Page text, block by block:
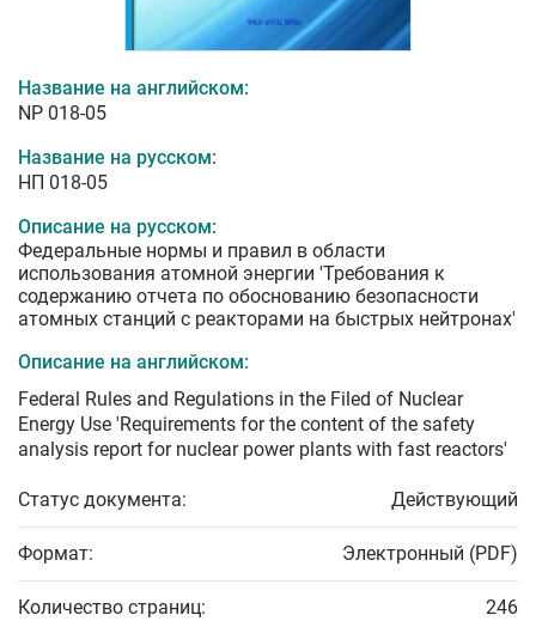
Название на английском:
NP 018-05
Название на русском:
НП 018-05
Описание на русском:
Федеральные нормы и правил в области
использования атомной энергии 'Требования к
содержанию отчета по обоснованию безопасности
атомных станций с реакторами на быстрых нейтронах'
Описание на английском:
Federal Rules and Regulations in the Filed of Nuclear
Energy Use 'Requirements for the content of the safety
analysis report for nuclear power plants with fast reactors'
Статус документа: Действующий
Формат: Электронный (PDF)
Количество страниц: 246